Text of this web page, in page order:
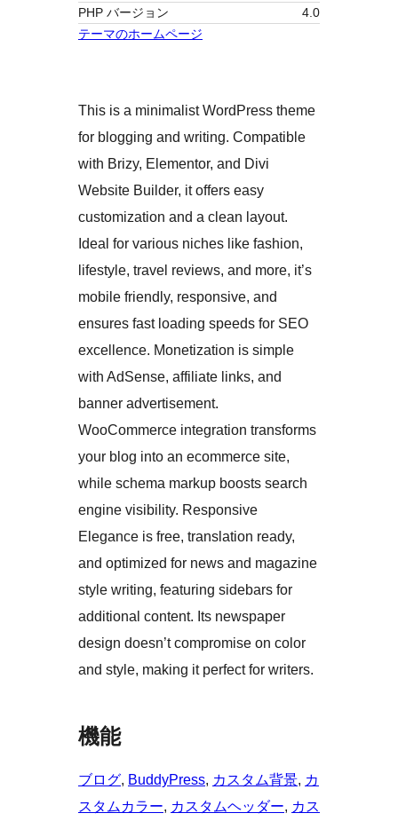
PHP バージョン
4.0
テーマのホームページ
This is a minimalist WordPress theme
for blogging and writing. Compatible
with Brizy, Elementor, and Divi
Website Builder, it offers easy
customization and a clean layout.
Ideal for various niches like fashion,
lifestyle, travel reviews, and more, it’s
mobile friendly, responsive, and
ensures fast loading speeds for SEO
excellence. Monetization is simple
with AdSense, affiliate links, and
banner advertisement.
WooCommerce integration transforms
your blog into an ecommerce site,
while schema markup boosts search
engine visibility. Responsive
Elegance is free, translation ready,
and optimized for news and magazine
style writing, featuring sidebars for
additional content. Its newspaper
design doesn’t compromise on color
and style, making it perfect for writers.
機能
ブログ, BuddyPress, カスタム背景, カ
スタムカラー, カスタムヘッダー, カス